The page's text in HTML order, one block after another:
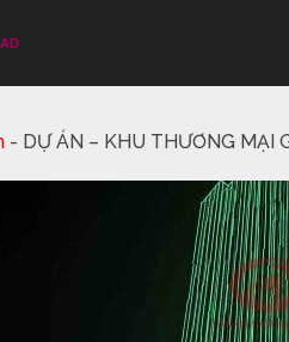
- DỰ ÁN – KHU THƯƠNG MẠI